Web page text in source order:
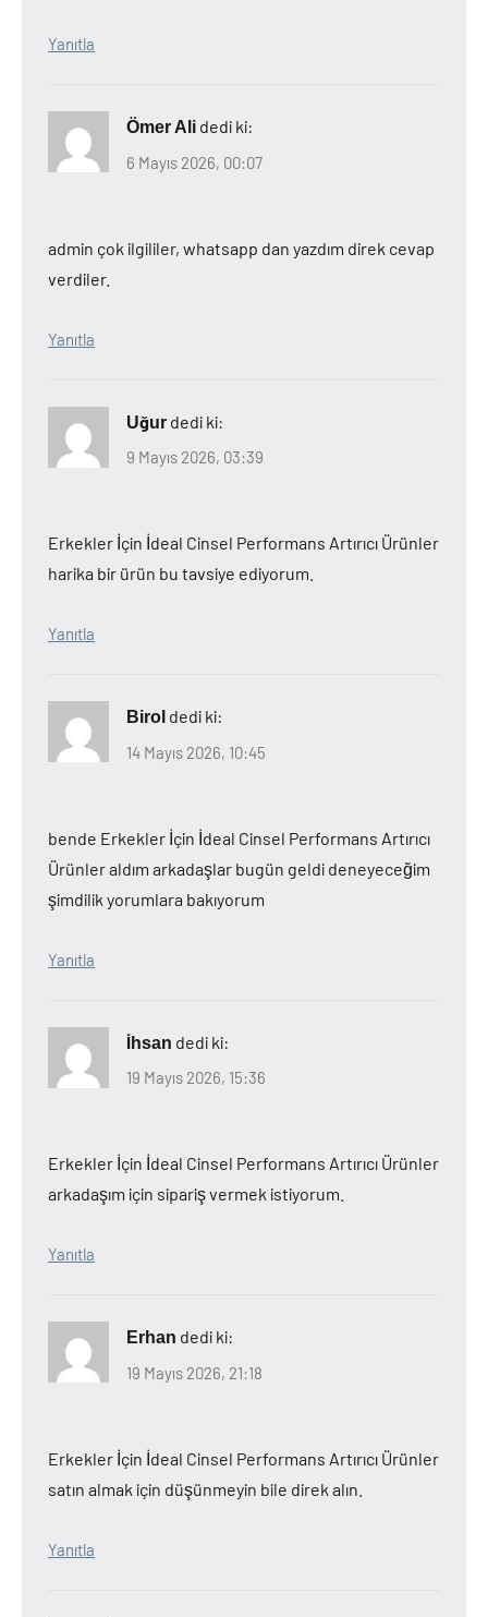
Yanıtla
Ömer Ali dedi ki:
6 Mayıs 2026, 00:07
admin çok ilgililer, whatsapp dan yazdım direk cevap
verdiler.
Yanıtla
Uğur dedi ki:
9 Mayıs 2026, 03:39
Erkekler İçin İdeal Cinsel Performans Artırıcı Ürünler
harika bir ürün bu tavsiye ediyorum.
Yanıtla
Birol dedi ki:
14 Mayıs 2026, 10:45
bende Erkekler İçin İdeal Cinsel Performans Artırıcı
Ürünler aldım arkadaşlar bugün geldi deneyeceğim
şimdilik yorumlara bakıyorum
Yanıtla
İhsan dedi ki:
19 Mayıs 2026, 15:36
Erkekler İçin İdeal Cinsel Performans Artırıcı Ürünler
arkadaşım için sipariş vermek istiyorum.
Yanıtla
Erhan dedi ki:
19 Mayıs 2026, 21:18
Erkekler İçin İdeal Cinsel Performans Artırıcı Ürünler
satın almak için düşünmeyin bile direk alın.
Yanıtla